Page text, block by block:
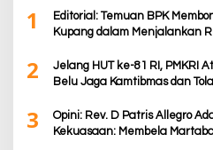
1
Editorial: Temuan BPK
Kupang dalam Menjalankan
2
Jelang HUT ke-81 RI, PMKRI
Belu Jaga Kamtibmas dan
3
Opini: Rev. D Patris Allegro
Kekuasaan: Membela